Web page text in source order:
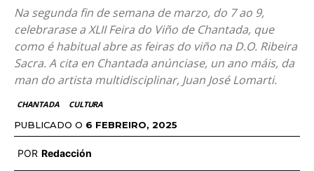
Na segunda fin de semana de marzo, do 7 ao 9,
celebrarase a XLII Feira do Viño de Chantada, que
como é habitual abre as feiras do viño na D.O. Ribeira
Sacra. A cita en Chantada anúnciase, un ano máis, da
man do artista multidisciplinar, Juan José Lomarti.
CHANTADA CULTURA
PUBLICADO O 6 FEBREIRO, 2025
POR Redacción